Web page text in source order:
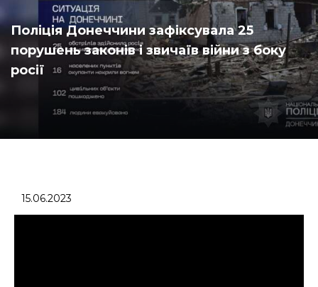
Поліція Донеччини зафіксувала 25
порушень законів і звичаїв війни з боку
росії
15.06.2023